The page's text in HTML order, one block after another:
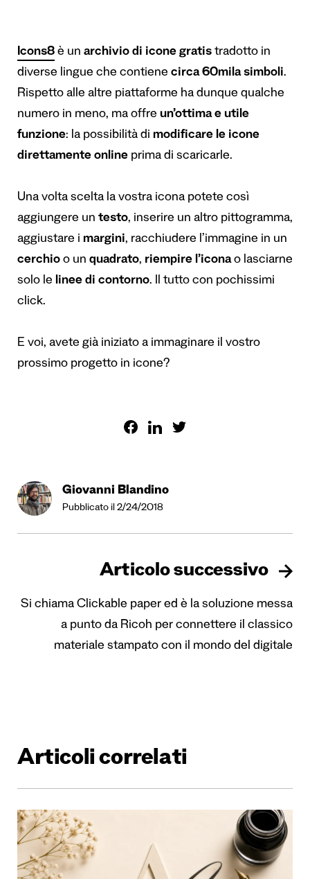
Icons8 è un archivio di icone gratis tradotto in
diverse lingue che contiene circa 60mila simboli.
Rispetto alle altre piattaforme ha dunque qualche
numero in meno, ma offre un’ottima e utile
funzione: la possibilità di modificare le icone
direttamente online prima di scaricarle.
Una volta scelta la vostra icona potete così
aggiungere un testo, inserire un altro pittogramma,
aggiustare i margini, racchiudere l’immagine in un
cerchio o un quadrato, riempire l’iconao lasciarne
solo le linee di contorno. Il tutto con pochissimi
click.
E voi, avete già iniziato a immaginare il vostro
prossimo progetto in icone?
Giovanni Blandino
Pubblicato il 2/24/2018
Articolo successivo
Si chiama Clickable paper ed è la soluzione messa
a punto da Ricoh per connettere il classico
materiale stampato con il mondo del digitale
Articoli correlati